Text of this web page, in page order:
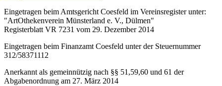
Eingetragen beim Amtsgericht Coesfeld im Vereinsregister unter:
"ArtOthekenverein Münsterland e. V., Dülmen"
Registerblatt VR 7231 vom 29. Dezember 2014
Eingetragen beim Finanzamt Coesfeld unter der Steuernummer
312/58371112
Anerkannt als gemeinnützig nach §§ 51,59,60 und 61 der
Abgabenordnung am 27. März 2014